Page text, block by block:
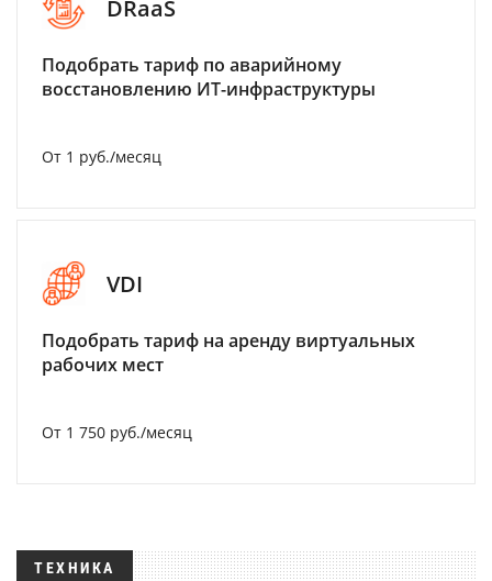
DRaaS
Подобрать тариф по аварийному
восстановлению ИТ-инфраструктуры
От 1 руб./месяц
VDI
Подобрать тариф на аренду виртуальных
рабочих мест
От 1 750 руб./месяц
ТЕХНИКА